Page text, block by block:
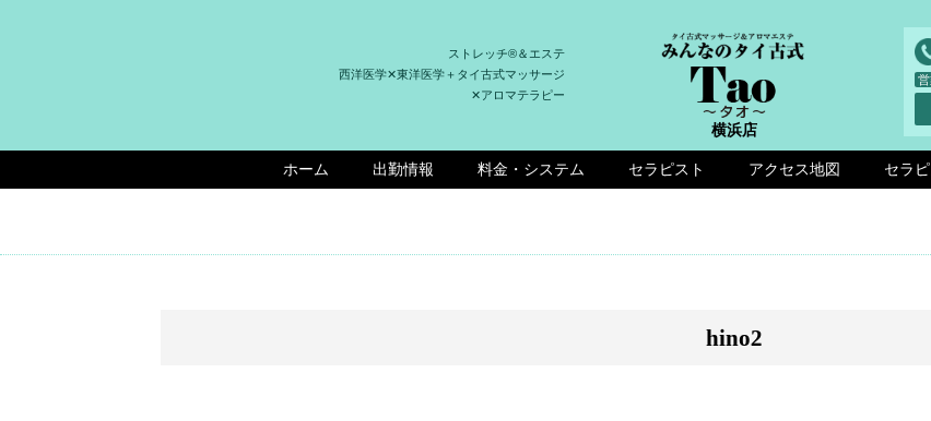
ストレッチ®＆エステ
西洋医学✕東洋医学＋タイ古式マッサージ
✕アロマテラピー
横浜店
ホーム 出勤情報 料金・システム セラピスト アクセス地図 セラ
hino2